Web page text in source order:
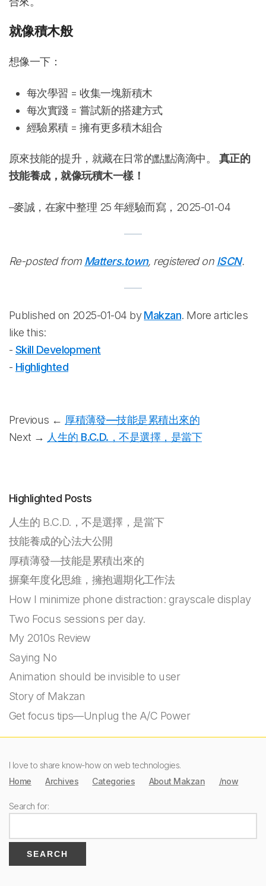
就像積木般
想像一下：
每次學習 = 收集一塊新積木
每次實踐 = 嘗試新的搭建方式
經驗累積 = 擁有更多積木組合
原來技能的提升，就藏在日常的點點滴滴中。 真正的
技能養成，就像玩積木一樣！
–麥誠，在家中整理 25 年經驗而寫，2025-01-04
Re-posted from Matters.town, registered on ISCN.
Published on 2025-01-04 byMakzan. More articles
like this:
- Skill Development
- Highlighted
Previous ← 厚積薄發—技能是累積出來的
Next → 人生的 B.C.D.，不是選擇，是當下
Highlighted Posts
人生的 B.C.D.，不是選擇，是當下
技能養成的心法大公開
厚積薄發—技能是累積出來的
摒棄年度化思維，擁抱週期化工作法
How I minimize phone distraction: grayscale display
Two Focus sessions per day.
My 2010s Review
Saying No
Animation should be invisible to user
Story of Makzan
Get focus tips—Unplug the A/C Power
I love to share know-how on web technologies.
Home
Archives Categories About Makzan /now
Search for: